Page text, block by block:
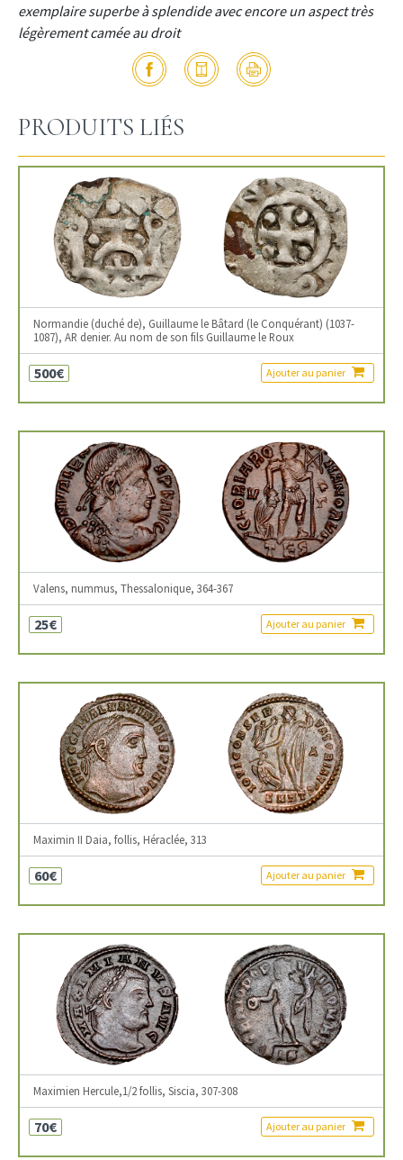
exemplaire superbe à splendide avec encore un aspect très
légèrement camée au droit
PRODUITS LIÉS
Normandie (duché de), Guillaume le Bâtard (le Conquérant) (1037-
1087), AR denier. Au nom de son fils Guillaume le Roux
500€ Ajouter au panier
Valens, nummus, Thessalonique, 364-367
25€ Ajouter au panier
Maximin II Daia, follis, Héraclée, 313
60€ Ajouter au panier
Maximien Hercule,1/2 follis, Siscia, 307-308
70€ Ajouter au panier